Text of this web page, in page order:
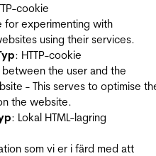
cookie
for experimenting with
using their services.
: HTTP-cookie
the user and the
- This serves to optimise
the website.
: Lokal HTML-lagring
som vi er i färd med att